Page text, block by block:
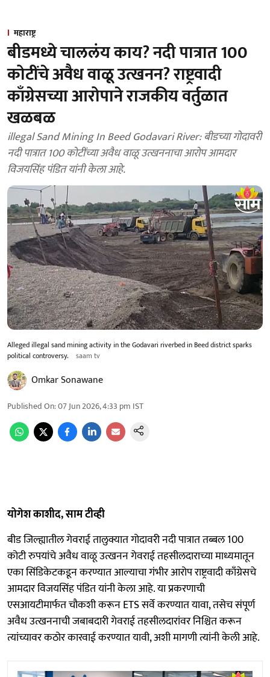
महाराष्ट्र
बीडमध्ये चाललंय काय? नदी पात्रात 100
कोटींचे अवैध वाळू उत्खनन? राष्ट्रवादी
काँग्रेसच्या आरोपाने राजकीय वर्तुळात
खळबळ
illegal Sand Mining In Beed Godavari River: बीडच्या गोदावरी
नदी पात्रात 100 कोटींच्या अवैध वाळू उत्खननाचा आरोप आमदार
विजयसिंह पंडित यांनी केला आहे.
Alleged illegal sand mining activity in the Godavari riverbed in Beed district sparks
political controversy.
saam tv
Omkar Sonawane
Published On:07 Jun 2026, 4:33 pm IST
योगेश काशीद, साम टीव्ही
बीड जिल्ह्यातील गेवराई तालुक्यात गोदावरी नदी पात्रात तब्बल 100
कोटी रुपयांचे अवैध वाळू उत्खनन गेवराई तहसीलदाराच्या माध्यमातून
एका सिंडिकेटकडून करण्यात आल्याचा गंभीर आरोप राष्ट्रवादी काँग्रेसचे
आमदार विजयसिंह पंडित यांनी केला आहे. या प्रकरणाची
एसआयटीमार्फत चौकशी करून ETS सर्वे करण्यात यावा, तसेच संपूर्ण
अवैध उत्खननाची जबाबदारी गेवराई तहसीलदारांवर निश्चित करून
त्यांच्यावर कठोर कारवाई करण्यात यावी, अशी मागणी त्यांनी केली आहे.